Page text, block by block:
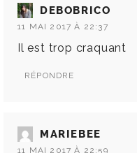
DEBOBRICO
11 MAI 2017 À 22:37
Il est trop craquant
RÉPONDRE
MARIEBEE
11 MAI 2017 À 22:59